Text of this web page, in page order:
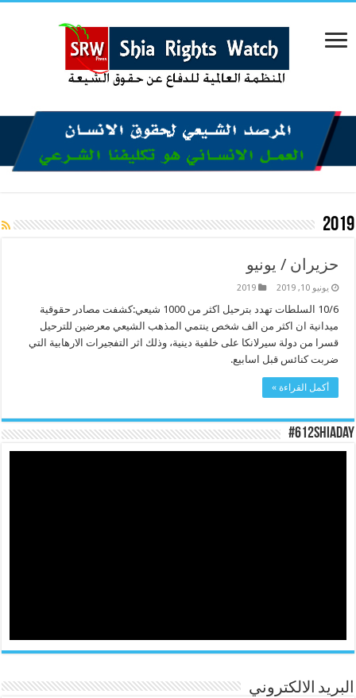
2019
حزيران / يونيو
يونيو 10, 2019 2019
10/6 السلطات تهدد بترحيل اكثر من 1000 شيعي:كشفت مصادر حقوقية
ميدانية ان اكثر من الف شخص ينتمي المذهب الشيعي معرضين للترحيل
قسرا من دولة سيرلانكا على خلفية دينية، وذلك اثر التفجيرات الارهابية التي
ضربت كنائس قبل اسابيع.
أكمل القراءة »
#612ShiaDay
البريد الالكتروني